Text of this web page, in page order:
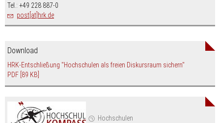
Hochschulen
Tel.: +49 228 887-0
post[at]hrk.de
Download
HRK-Entschließung "Hochschulen als freien Diskursraum sichern"
PDF [89 KB]